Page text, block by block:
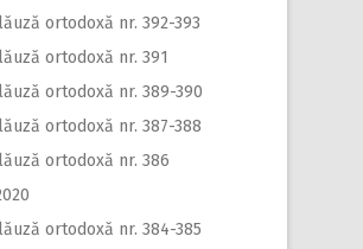
ortodoxă nr. 392-393
ortodoxă nr. 391
ortodoxă nr. 389-390
ortodoxă nr. 387-388
ortodoxă nr. 386
ortodoxă nr. 384-385